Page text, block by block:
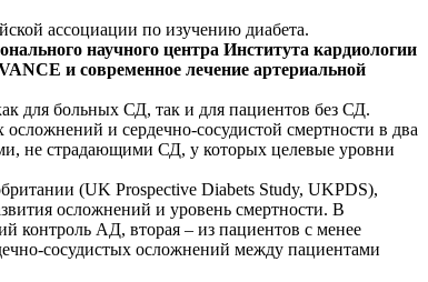
ассоциации по изучению диабета.
научного центра Института кардиологии
и современное лечение артериальной
для больных СД, так и для пациентов без СД.
и сердечно-сосудистой смертности в два
не страдающими СД, у которых целевые уровни
(UK Prospective Diabets Study, UKPDS),
осложнений и уровень смертности. В
контроль АД, вторая – из пациентов с менее
сосудистых осложнений между пациентами